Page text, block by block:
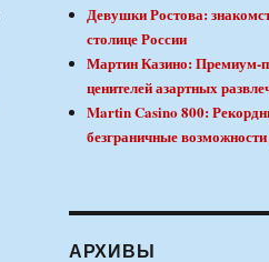
Девушки Ростова:
столице России
Мартин Казино: Премиум-
ценителей азартных
Martin Casino 800:
безграничные
АРХИВЫ